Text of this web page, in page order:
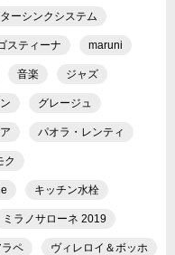
ーシンクシステム
スティーナ maruni
音楽 ジャズ
グレージュ
パオラ・レンティ
ク
キッチン水栓
ミラノサローネ 2019
ラペ ヴィレロイ＆ボッホ